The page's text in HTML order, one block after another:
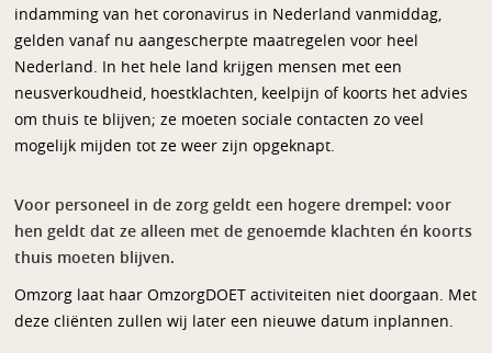
indamming van het coronavirus in Nederland vanmiddag,
gelden vanaf nu aangescherpte maatregelen voor heel
Nederland. In het hele land krijgen mensen met een
neusverkoudheid, hoestklachten, keelpijn of koorts het advies
om thuis te blijven; ze moeten sociale contacten zo veel
mogelijk mijden tot ze weer zijn opgeknapt.
Voor personeel in de zorg geldt een hogere drempel: voor
hen geldt dat ze alleen met de genoemde klachten én koorts
thuis moeten blijven.
Omzorg laat haar OmzorgDOET activiteiten niet doorgaan. Met
deze cliënten zullen wij later een nieuwe datum inplannen.